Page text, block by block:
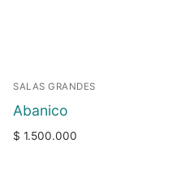
SALAS GRANDES
Abanico
$ 1.500.000